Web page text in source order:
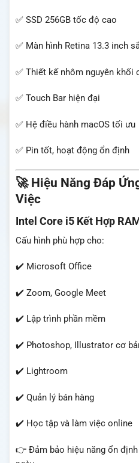
✅ SSD 256GB tốc độ cao
✅ Màn hình Retina 13.3 inch
✅ Thiết kế nhôm nguyên khối
✅ Touch Bar hiện đại
✅ Hệ điều hành macOS tối ưu
✅ Pin tốt, hoạt động ổn định
🚀 Hiệu Năng Đáp
Việc
Intel Core i5 Kết Hợp
Cấu hình phù hợp cho:
✔️ Microsoft Office
✔️ Zoom, Google Meet
✔️ Lập trình phần mềm
✔️ Photoshop, Illustrator cơ
✔️ Lightroom
✔️ Quản lý bán hàng
✔️ Học tập và làm việc online
👉 Đảm bảo hiệu năng ổn